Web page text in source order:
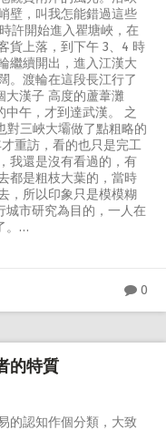
壁，叫我怎能錯過這些
許開始進入瞿塘峽，在
貨上落，到下午 3、4 時
繼續開出，進入江漢大
。渡輪在這段長江行了
大漢子 高度的蘆葦灘
中午，才到達武漢。 之
對三峽大壩做了點粗略的
重訪，看的也只是完工
我還是沒有看過的，有
都是粗枝大葉的，當時
，所以印象只是模模糊
城市研究為目的，一人在
。…
0
的特質
的認知作個分類，大致